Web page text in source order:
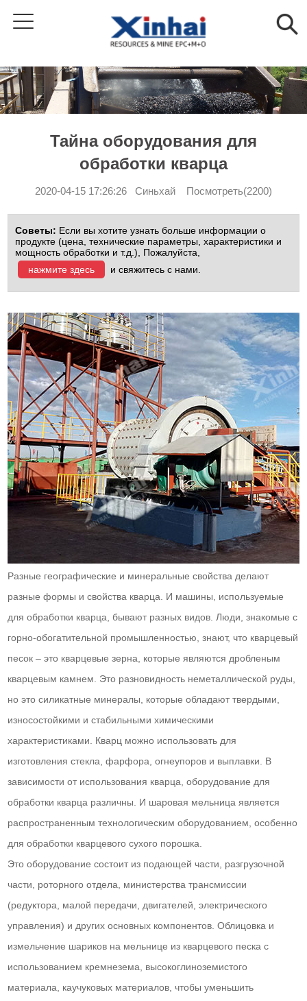
Тайна оборудования для
обработки кварца
2020-04-15 17:26:26 Синьхай Посмотреть(2200)
Советы: Если вы хотите узнать больше информации о
продукте (цена, технические параметры, характеристики и
мощность обработки и т.д.), Пожалуйста,
нажмите здесь
и свяжитесь с нами.
Разные географические и минеральные свойства делают
разные формы и свойства кварца. И машины, используемые
для обработки кварца, бывают разных видов. Люди, знакомые с
горно-обогатительной промышленностью, знают, что кварцевый
песок – это кварцевые зерна, которые являются дробленым
кварцевым камнем. Это разновидность неметаллической руды,
но это силикатные минералы, которые обладают твердыми,
износостойкими и стабильными химическими
характеристиками. Кварц можно использовать для
изготовления стекла, фарфора, огнеупоров и выплавки. В
зависимости от использования кварца, оборудование для
обработки кварца различны. И шаровая мельница является
распространенным технологическим оборудованием, особенно
для обработки кварцевого сухого порошка.
Это оборудование состоит из подающей части, разгрузочной
части, роторного отдела, министерства трансмиссии
(редуктора, малой передачи, двигателей, электрического
управления) и других основных компонентов. Облицовка и
измельчение шариков на мельнице из кварцевого песка с
использованием кремнезема, высокоглиноземистого
материала, каучуковых материалов, чтобы уменьшить